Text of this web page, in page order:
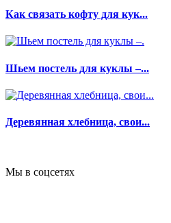
Как связать кофту для кук...
Шьем постель для куклы –...
Деревянная хлебница, свои...
Мы в соцсетях